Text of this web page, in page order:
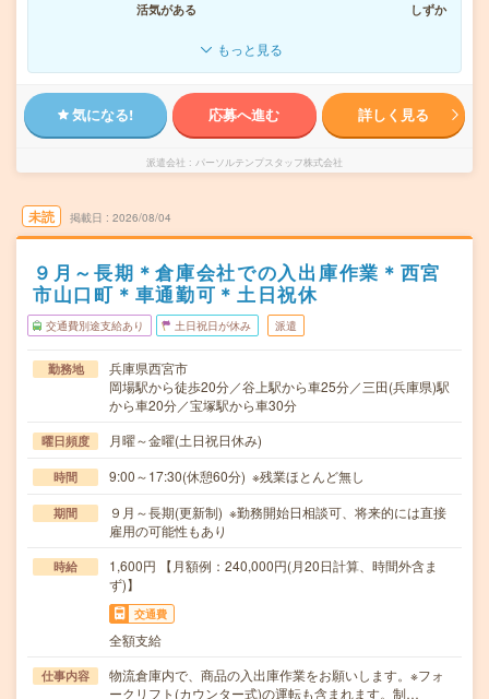
活気がある
しずか
もっと見る
気になる! 応募へ進む 詳しく見る
派遣会社 パーソルテンプスタッフ株式会社
未読 掲載日 2026/08/04
９月～長期＊倉庫会社での入出庫作業＊西宮
市山口町＊車通勤可＊土日祝休
交通費別途支給あり 土日祝日が休み 派遣
勤務地
兵庫県西宮市
岡場駅から徒歩20分／谷上駅から車25分／三田(兵庫県)駅
から車20分／宝塚駅から車30分
曜日頻度 月曜～金曜(土日祝日休み)
時間 9:00～17:30(休憩60分) ※残業ほとんど無し
期間
９月～長期(更新制) ※勤務開始日相談可、将来的には直接
雇用の可能性もあり
時給
1,600円 【月額例：240,000円(月20日計算、時間外含ま
ず)】
交通費
全額支給
仕事内容
物流倉庫内で、商品の入出庫作業をお願いします。※フォ
ークリフト(カウンター式)の運転も含まれます。制…